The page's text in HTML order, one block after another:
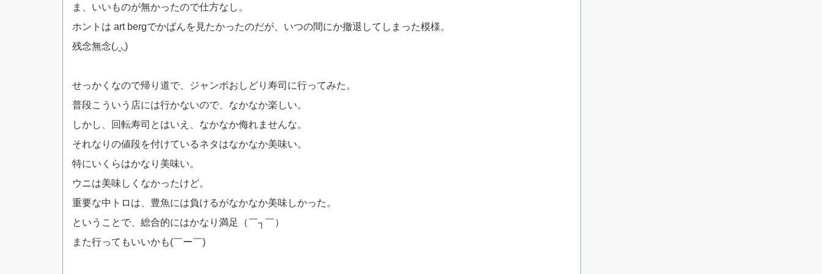
ま、いいものが無かったので仕方なし。
ホントは art bergでかばんを見たかったのだが、いつの間にか撤退してしまった模様。
残念無念(◞‸◟)
せっかくなので帰り道で、ジャンボおしどり寿司に行ってみた。
普段こういう店には行かないので、なかなか楽しい。
しかし、回転寿司とはいえ、なかなか侮れませんな。
それなりの値段を付けているネタはなかなか美味い。
特にいくらはかなり美味い。
ウニは美味しくなかったけど。
重要な中トロは、豊魚には負けるがなかなか美味しかった。
ということで、総合的にはかなり満足（￣┐￣）
また行ってもいいかも(￣ー￣)